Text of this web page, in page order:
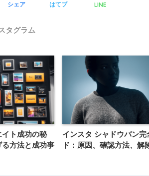
シェア はてブ LINE
タグラム
ト成功の秘
方法と成功事
インスタ シャドウバン完
ド：原因、確認方法、解